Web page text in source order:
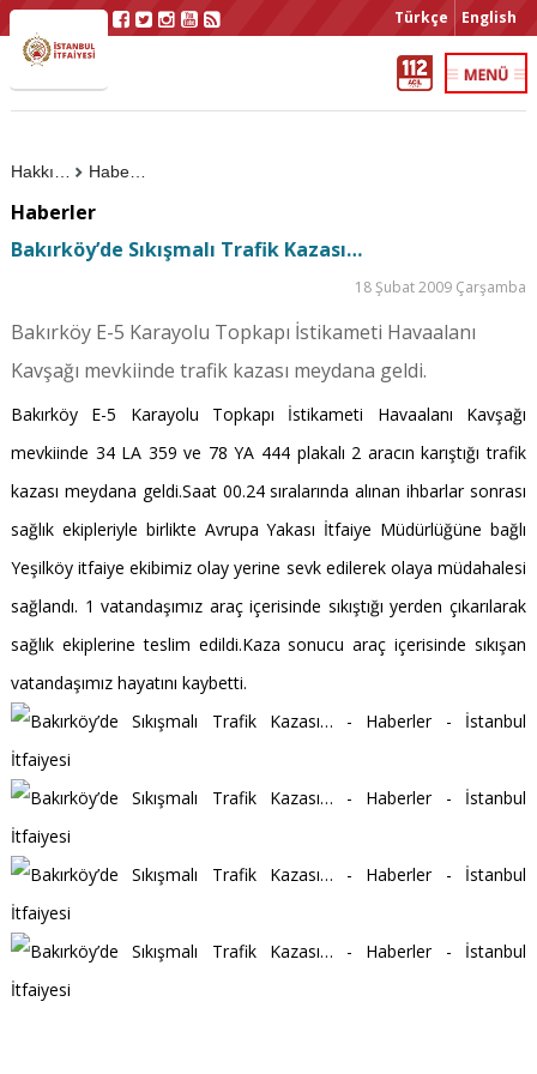
Türkçe English
Haberler
Haberler
Bakırköy’de Sıkışmalı Trafik Kazası…
18 Şubat 2009 Çarşamba
Bakırköy E-5 Karayolu Topkapı İstikameti Havaalanı
Kavşağı mevkiinde trafik kazası meydana geldi.
Bakırköy E-5 Karayolu Topkapı İstikameti Havaalanı Kavşağı
mevkiinde 34 LA 359 ve 78 YA 444 plakalı 2 aracın karıştığı trafik
kazası meydana geldi.Saat 00.24 sıralarında alınan ihbarlar sonrası
sağlık ekipleriyle birlikte Avrupa Yakası İtfaiye Müdürlüğüne bağlı
Yeşilköy itfaiye ekibimiz olay yerine sevk edilerek olaya müdahalesi
sağlandı. 1 vatandaşımız araç içerisinde sıkıştığı yerden çıkarılarak
sağlık ekiplerine teslim edildi.Kaza sonucu araç içerisinde sıkışan
vatandaşımız hayatını kaybetti.